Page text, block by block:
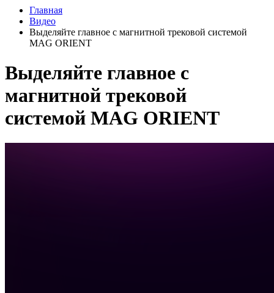
Главная
Видео
Выделяйте главное с магнитной трековой системой
MAG ORIENT
Выделяйте главное с
магнитной трековой
системой MAG ORIENT